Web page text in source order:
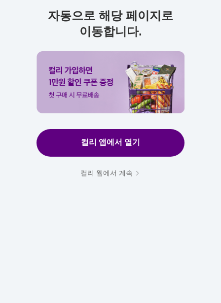
자동으로 해당 페이지로
이동합니다.
컬리 앱에서 열기
컬리 웹에서 계속